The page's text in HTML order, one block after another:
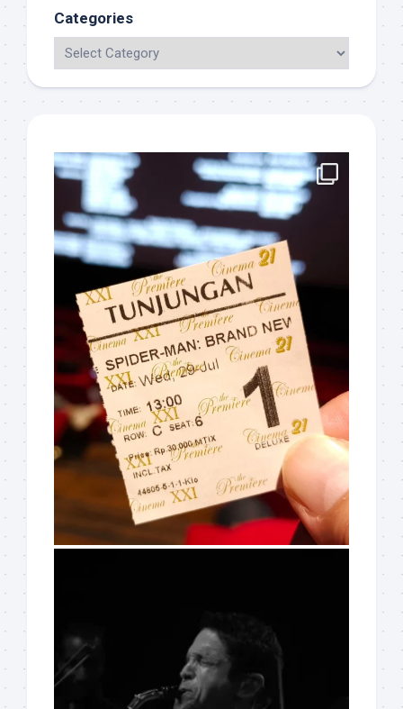
Categories